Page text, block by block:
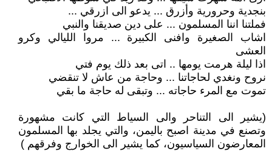
بنجدية وحرورية وأزرق ... يدعو الى ازرقي ...
فملتنا اننا المسلمون ... على دين صديقنا والنبي
اشاب الصغيرة وافنى الكبيرة ... مروا الليالي وكرو
العشى
اذا ليلة هرمت يومها .. اتى بعد ذلك يوم فتي
نروح ونغدي لحاجاتنا ... وحاجة من عاش لا تنقضي
تموت مع المرء حاجاته ... وتبقى له حاجة ما بقي
(يشير الى التناحر والى السياط التي كانت مشهورة
وتصنع في مدينة اصبح باليمن، والتي يجلد بها المسلمون
المعارضون السياسيون، كما يشير الى الخوارج وفرقهم )